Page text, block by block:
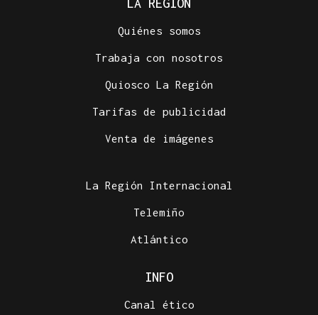
LA REGIÓN
Quiénes somos
Trabaja con nosotros
Quiosco La Región
Tarifas de publicidad
Venta de imágenes
La Región Internacional
Telemiño
Atlántico
INFO
Canal ético